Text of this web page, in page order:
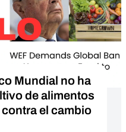
Mundial no ha
de alimentos
el cambio